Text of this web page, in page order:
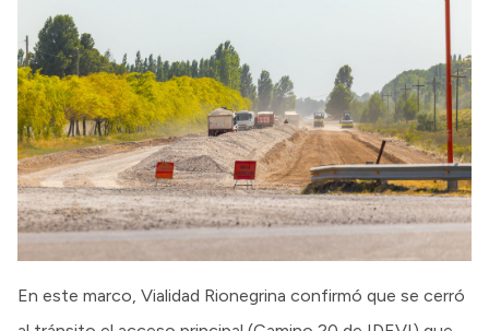
En este marco, Vialidad Rionegrina confirmó que se cerró